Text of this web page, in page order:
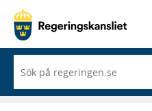
du
börjar
skriva